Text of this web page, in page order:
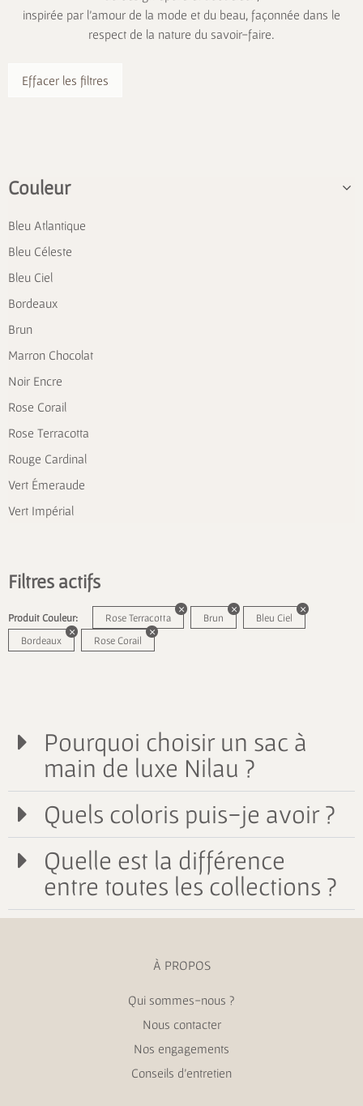
inspirée par l’amour de la mode et du beau, façonnée dans le
respect de la nature du savoir-faire.
Effacer les filtres
Couleur
Bleu Atlantique
Bleu Céleste
Bleu Ciel
Bordeaux
Brun
Marron Chocolat
Noir Encre
Rose Corail
Rose Terracotta
Rouge Cardinal
Vert Émeraude
Vert Impérial
Filtres actifs
Produit Couleur: Rose Terracotta Brun
Bleu Ciel
Bordeaux
Rose Corail
Pourquoi choisir un sac à
main de luxe Nilau ?
Quels coloris puis-je avoir ?
Quelle est la différence
entre toutes les collections ?
À PROPOS
Qui sommes-nous ?
Nous contacter
Nos engagements
Conseils d’entretien